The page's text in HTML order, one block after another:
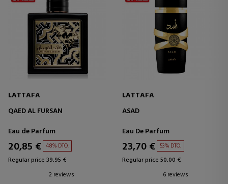
LATTAFA
QAED AL FURSAN
Eau de Parfum
20,85 € 48% DTO.
Regular price 39,95 €
2 reviews
LATTAFA
ASAD
Eau De Parfum
23,70 € 53% DTO.
Regular price 50,00 €
6 reviews